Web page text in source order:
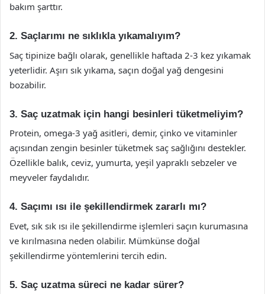
bakım şarttır.
2. Saçlarımı ne sıklıkla yıkamalıyım?
Saç tipinize bağlı olarak, genellikle haftada 2-3 kez yıkamak
yeterlidir. Aşırı sık yıkama, saçın doğal yağ dengesini
bozabilir.
3. Saç uzatmak için hangi besinleri tüketmeliyim?
Protein, omega-3 yağ asitleri, demir, çinko ve vitaminler
açısından zengin besinler tüketmek saç sağlığını destekler.
Özellikle balık, ceviz, yumurta, yeşil yapraklı sebzeler ve
meyveler faydalıdır.
4. Saçımı ısı ile şekillendirmek zararlı mı?
Evet, sık sık ısı ile şekillendirme işlemleri saçın kurumasına
ve kırılmasına neden olabilir. Mümkünse doğal
şekillendirme yöntemlerini tercih edin.
5. Saç uzatma süreci ne kadar sürer?